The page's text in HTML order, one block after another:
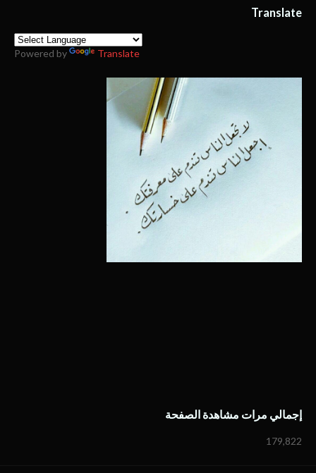
Translate
Powered by Translate
إجمالي مرات مشاهدة الصفحة
179,822